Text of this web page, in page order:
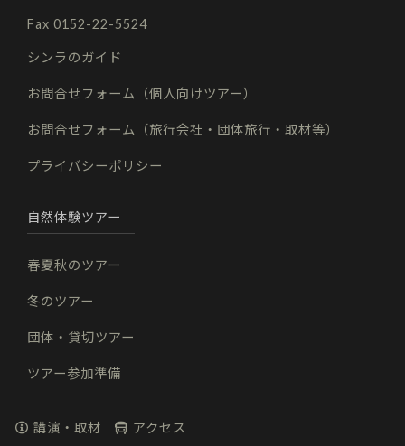
Fax 0152-22-5524
シンラのガイド
お問合せフォーム（個人向けツアー）
お問合せフォーム（旅行会社・団体旅行・取材等）
プライバシーポリシー
自然体験ツアー
春夏秋のツアー
冬のツアー
団体・貸切ツアー
ツアー参加準備
講演・取材 アクセス